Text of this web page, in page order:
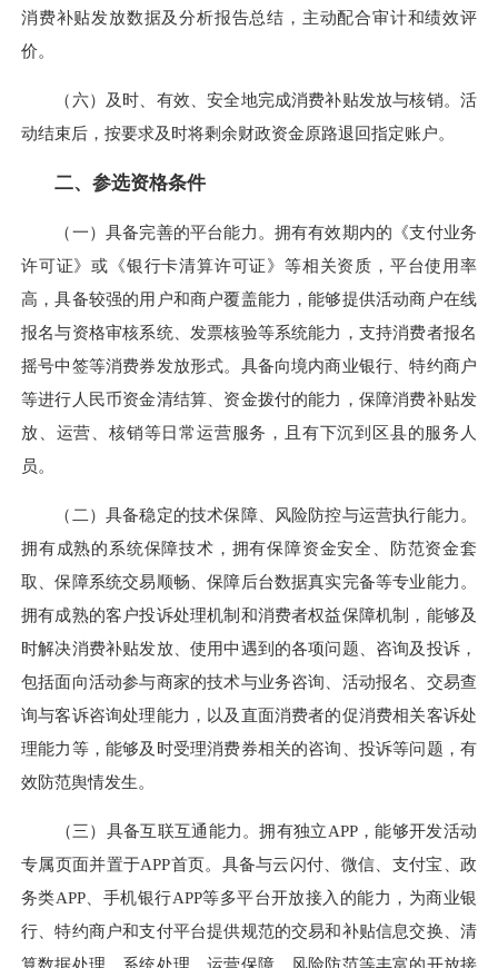
消费补贴发放数据及分析报告总结，主动配合审计和绩效评
价。
（六）及时、有效、安全地完成消费补贴发放与核销。活
动结束后，按要求及时将剩余财政资金原路退回指定账户。
二、参选资格条件
（一）具备完善的平台能力。拥有有效期内的《支付业务
许可证》或《银行卡清算许可证》等相关资质，平台使用率
高，具备较强的用户和商户覆盖能力，能够提供活动商户在线
报名与资格审核系统、发票核验等系统能力，支持消费者报名
摇号中签等消费券发放形式。具备向境内商业银行、特约商户
等进行人民币资金清结算、资金拨付的能力，保障消费补贴发
放、运营、核销等日常运营服务，且有下沉到区县的服务人
员。
（二）具备稳定的技术保障、风险防控与运营执行能力。
拥有成熟的系统保障技术，拥有保障资金安全、防范资金套
取、保障系统交易顺畅、保障后台数据真实完备等专业能力。
拥有成熟的客户投诉处理机制和消费者权益保障机制，能够及
时解决消费补贴发放、使用中遇到的各项问题、咨询及投诉，
包括面向活动参与商家的技术与业务咨询、活动报名、交易查
询与客诉咨询处理能力，以及直面消费者的促消费相关客诉处
理能力等，能够及时受理消费券相关的咨询、投诉等问题，有
效防范舆情发生。
（三）具备互联互通能力。拥有独立APP，能够开发活动
专属页面并置于APP首页。具备与云闪付、微信、支付宝、政
务类APP、手机银行APP等多平台开放接入的能力，为商业银
行、特约商户和支付平台提供规范的交易和补贴信息交换、清